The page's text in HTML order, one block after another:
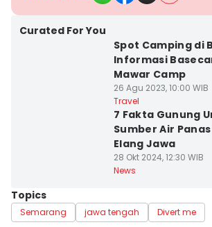
Curated For You
Spot Camping di
Informasi
Mawar Camp
26 Agu 2023, 10:00 WIB
Travel
7 Fakta Gunung
Sumber Air
Elang Jawa
28 Okt 2024, 12:30 WIB
News
Topics
Semarang jawa tengah Divert me